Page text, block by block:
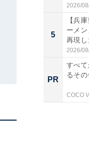
わ...
2026/
5
【兵
ーメ
再現
道...
2026/
PR
すべ
るそ
COCO